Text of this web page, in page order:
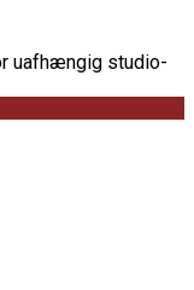
uafhængig studio-